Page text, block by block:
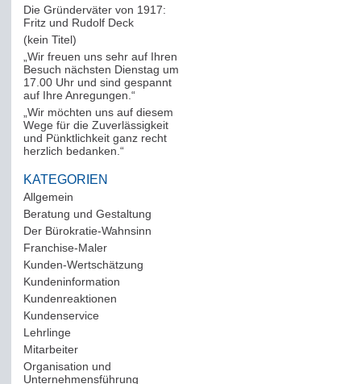
Die Gründerväter von 1917:
Fritz und Rudolf Deck
(kein Titel)
„Wir freuen uns sehr auf Ihren
Besuch nächsten Dienstag um
17.00 Uhr und sind gespannt
auf Ihre Anregungen.“
„Wir möchten uns auf diesem
Wege für die Zuverlässigkeit
und Pünktlichkeit ganz recht
herzlich bedanken.“
KATEGORIEN
Allgemein
Beratung und Gestaltung
Der Bürokratie-Wahnsinn
Franchise-Maler(42)
Kunden-Wertschätzung
Kundeninformation
Kundenreaktionen
Kundenservice(178)
Lehrlinge(54)
Mitarbeiter(163)
Organisation und
Unternehmensführung